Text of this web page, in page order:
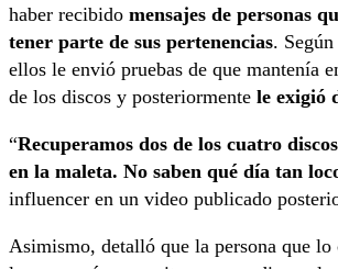
haber recibido mensajes de personas
tener parte de sus pertenencias.
ellos le envió pruebas de que mantenía
de los discos y posteriormente le exigió
“Recuperamos dos de los cuatro
en la maleta. No saben qué día tan
influencer en un video publicado
Asimismo, detalló que la persona que